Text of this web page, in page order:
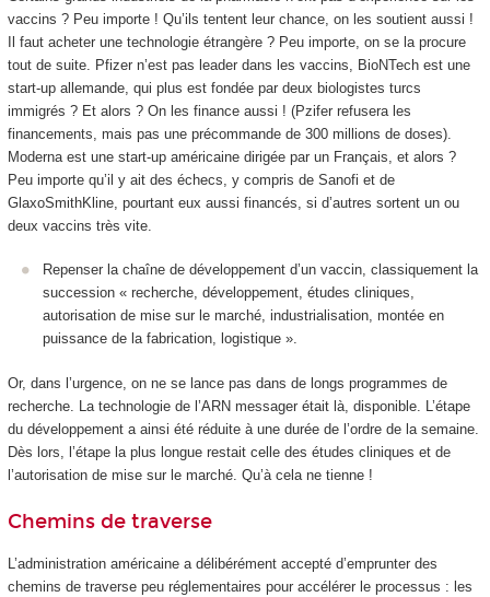
vaccins ? Peu importe ! Qu’ils tentent leur chance, on les soutient aussi !
Il faut acheter une technologie étrangère ? Peu importe, on se la procure
tout de suite. Pfizer n’est pas leader dans les vaccins, BioNTech est une
start-up allemande, qui plus est fondée par deux biologistes turcs
immigrés ? Et alors ? On les finance aussi ! (Pzifer refusera les
financements, mais pas une précommande de 300 millions de doses).
Moderna est une start-up américaine dirigée par un Français, et alors ?
Peu importe qu’il y ait des échecs, y compris de Sanofi et de
GlaxoSmithKline, pourtant eux aussi financés, si d’autres sortent un ou
deux vaccins très vite.
Repenser la chaîne de développement d’un vaccin, classiquement la
succession « recherche, développement, études cliniques,
autorisation de mise sur le marché, industrialisation, montée en
puissance de la fabrication, logistique ».
Or, dans l’urgence, on ne se lance pas dans de longs programmes de
recherche. La technologie de l’ARN messager était là, disponible. L’étape
du développement a ainsi été réduite à une durée de l’ordre de la semaine.
Dès lors, l’étape la plus longue restait celle des études cliniques et de
l’autorisation de mise sur le marché. Qu’à cela ne tienne !
Chemins de traverse
L’administration américaine a délibérément accepté d’emprunter des
chemins de traverse peu réglementaires pour accélérer le processus : les